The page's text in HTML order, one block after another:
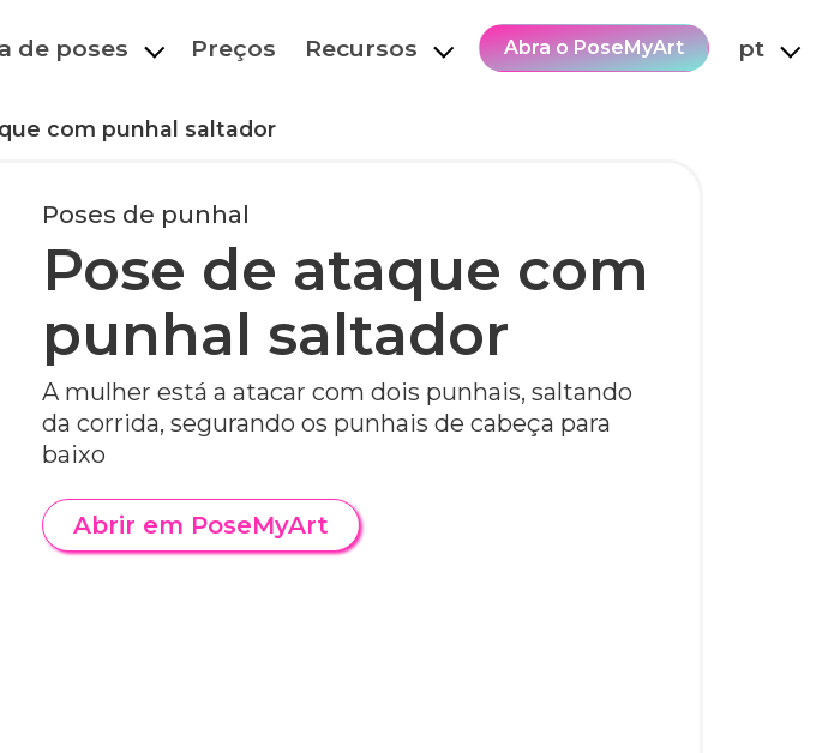
de poses Preços Recursos Abra o PoseMyArt pt
com punhal saltador
Poses de punhal
Pose de ataque com
punhal saltador
A mulher está a atacar com dois punhais, saltando
da corrida, segurando os punhais de cabeça para
baixo
Abrir em PoseMyArt